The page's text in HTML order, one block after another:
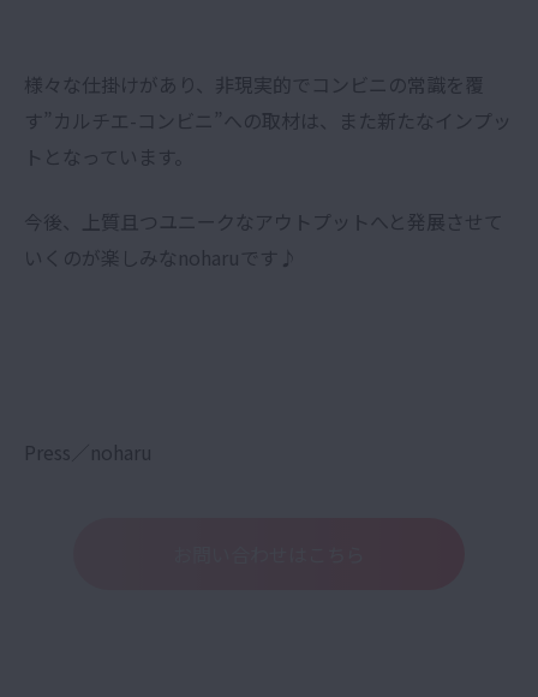
様々な仕掛けがあり、非現実的でコンビニの常識を覆
す”カルチエ-コンビニ”への取材は、また新たなインプッ
トとなっています。
今後、上質且つユニークなアウトプットへと発展させて
いくのが楽しみなnoharuです♪
Press／noharu